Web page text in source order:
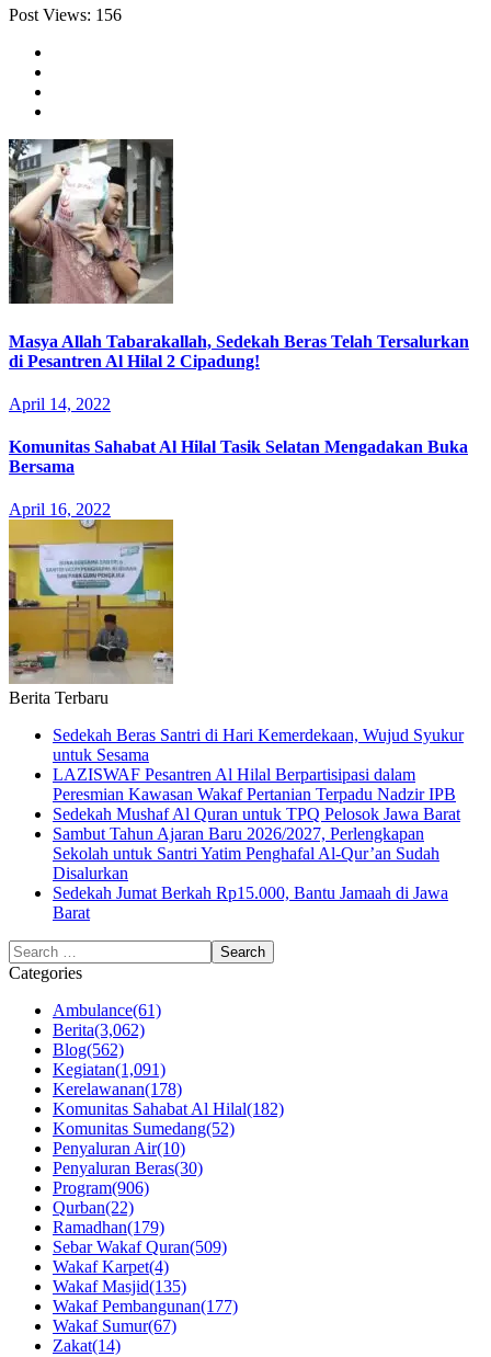
Post Views: 156
Masya Allah Tabarakallah, Sedekah Beras Telah Tersalurkan
di Pesantren Al Hilal 2 Cipadung!
April 14, 2022
Komunitas Sahabat Al Hilal Tasik Selatan Mengadakan Buka
Bersama
April 16, 2022
Berita Terbaru
Sedekah Beras Santri di Hari Kemerdekaan, Wujud Syukur
untuk Sesama
LAZISWAF Pesantren Al Hilal Berpartisipasi dalam
Peresmian Kawasan Wakaf Pertanian Terpadu Nadzir IPB
Sedekah Mushaf Al Quran untuk TPQ Pelosok Jawa Barat
Sambut Tahun Ajaran Baru 2026/2027, Perlengkapan
Sekolah untuk Santri Yatim Penghafal Al-Qur’an Sudah
Disalurkan
Sedekah Jumat Berkah Rp15.000, Bantu Jamaah di Jawa
Barat
Categories
Ambulance(61)
Berita(3,062)
Blog(562)
Kegiatan(1,091)
Kerelawanan(178)
Komunitas Sahabat Al Hilal(182)
Komunitas Sumedang(52)
Penyaluran Air(10)
Penyaluran Beras(30)
Program(906)
Qurban(22)
Ramadhan(179)
Sebar Wakaf Quran(509)
Wakaf Karpet(4)
Wakaf Masjid(135)
Wakaf Pembangunan(177)
Wakaf Sumur(67)
Zakat(14)